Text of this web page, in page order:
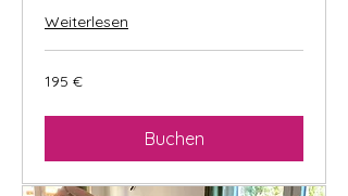
Weiterlesen
195
Euro
195 €
Buchen